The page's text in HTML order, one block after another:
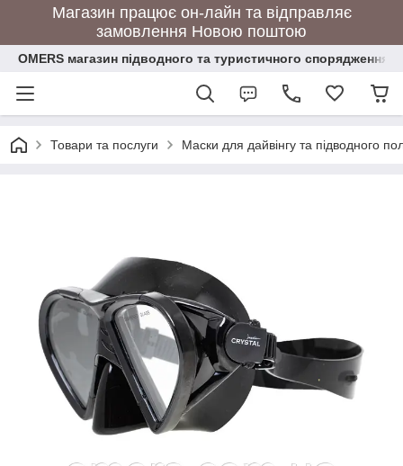
Магазин працює он-лайн та відправляє
замовлення Новою поштою
OMERS магазин підводного та туристичного спорядження
Товари та послуги Маски для дайвінгу та підводного